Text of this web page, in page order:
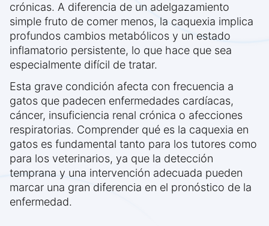
crónicas. A diferencia de un adelgazamiento
simple fruto de comer menos, la caquexia implica
profundos cambios metabólicos y un estado
inflamatorio persistente, lo que hace que sea
especialmente difícil de tratar.
Esta grave condición afecta con frecuencia a
gatos que padecen enfermedades cardíacas,
cáncer, insuficiencia renal crónica o afecciones
respiratorias. Comprender qué es la caquexia en
gatos es fundamental tanto para los tutores como
para los veterinarios, ya que la detección
temprana y una intervención adecuada pueden
marcar una gran diferencia en el pronóstico de la
enfermedad.